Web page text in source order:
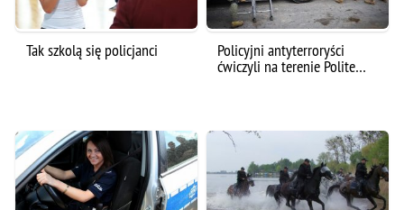
Tak szkolą się policjanci Policyjni antyterroryści
ćwiczyli na terenie Polite…